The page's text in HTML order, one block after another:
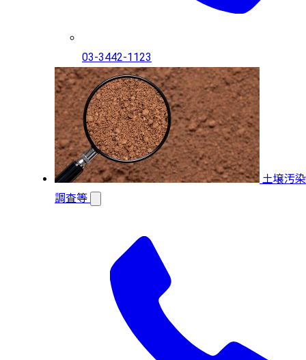
03-3442-1123
土壌汚染
調査等